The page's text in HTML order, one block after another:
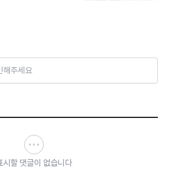
해주세요
시할 댓글이 없습니다